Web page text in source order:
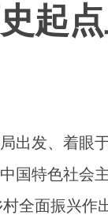
起
发、着眼
国特色社会
全面振兴作